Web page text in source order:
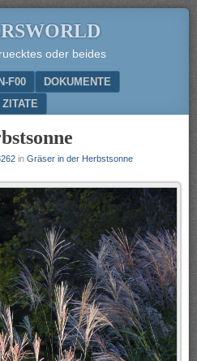
oder beides
F00
DOKUMENTE
ZITATE
in Gräser in der Herbstsonne